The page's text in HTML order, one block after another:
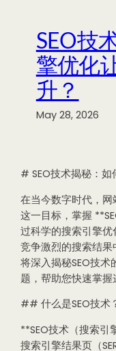
SEO技
擎优化
升？
May 28, 2026
# SEO技术揭秘：如
在当今数字时代，
这一目标，掌握
过科学的搜索引擎
竞争激烈的搜索结
将深入揭秘SEO技
题，帮助您快速掌握
## 什么是SEO技术
**SEO技术（搜索引
搜索引擎结果页（